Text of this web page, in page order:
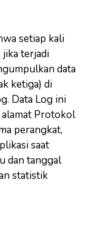
setiap kali
jika terjadi
data
ketiga) di
Data Log ini
Protokol
perangkat,
saat
dan tanggal
statistik